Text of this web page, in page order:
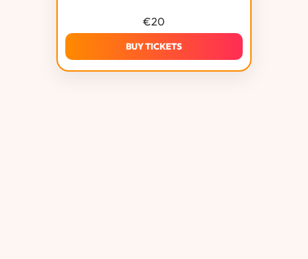
€20
BUY TICKETS